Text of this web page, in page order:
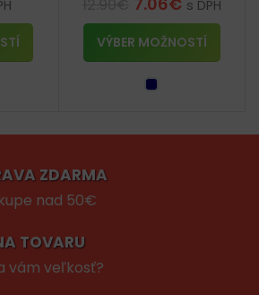
s DPH
VÝBER MOŽNOSTÍ
ZDARMA
nad 50€
TOVARU
vám veľkosť?